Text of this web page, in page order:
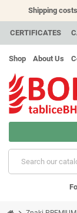
Shipping
CERTIFICATES
Shop About Us